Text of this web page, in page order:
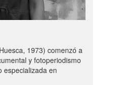
1973) comenzó a
y fotoperiodismo
especializada en